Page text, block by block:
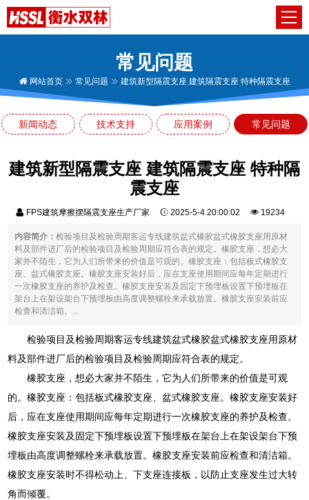
常见问题
网站首页 常见问题 建筑新型隔震支座 建筑隔震支座 特种隔震支座
新闻动态 技术支持 应用案例 常见问题
建筑新型隔震支座 建筑隔震支座 特种隔
震支座
FPS建筑摩擦摆隔震支座生产厂家 2025-5-4 20:00:02 19234
内容简介：检验项目及检验周期客运专线建筑盆式橡胶盆式橡胶支座用原材
料及部件进厂后的检验项目及检验周期应符合表的规定。橡胶支座，想必大
家并不陌生，它为人们所带来的价值是可观的。橡胶支座：包括板式橡胶支
座、盆式橡胶支座。橡胶支座安装好后，应在支座使用期间应每年定期进行
一次橡胶支座的养护及检查。橡胶支座安装及固定下预埋板设置下预埋板在
架台上在架设架台下预埋板由高度调整螺栓来承载放置。橡胶支座安装前应
检查和清洁箱。...
检验项目及检验周期客运专线建筑盆式橡胶盆式橡胶支座用原材
料及部件进厂后的检验项目及检验周期应符合表的规定。
橡胶支座，想必大家并不陌生，它为人们所带来的价值是可观
的。橡胶支座：包括板式橡胶支座、盆式橡胶支座。橡胶支座安装好
后，应在支座使用期间应每年定期进行一次橡胶支座的养护及检查。
橡胶支座安装及固定下预埋板设置下预埋板在架台上在架设架台下预
埋板由高度调整螺栓来承载放置。橡胶支座安装前应检查和清洁箱。
橡胶支座安装时不得松动上、下支座连接板，以防止支座发生过大转
角而倾覆。